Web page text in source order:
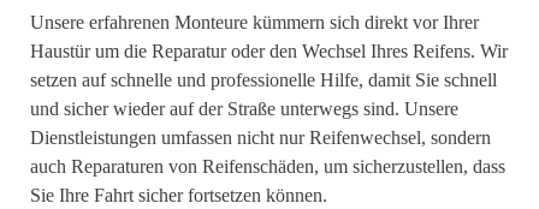
Unsere erfahrenen Monteure kümmern sich direkt vor Ihrer
Haustür um die Reparatur oder den Wechsel Ihres Reifens. Wir
setzen auf schnelle und professionelle Hilfe, damit Sie schnell
und sicher wieder auf der Straße unterwegs sind. Unsere
Dienstleistungen umfassen nicht nur Reifenwechsel, sondern
auch Reparaturen von Reifenschäden, um sicherzustellen, dass
Sie Ihre Fahrt sicher fortsetzen können.